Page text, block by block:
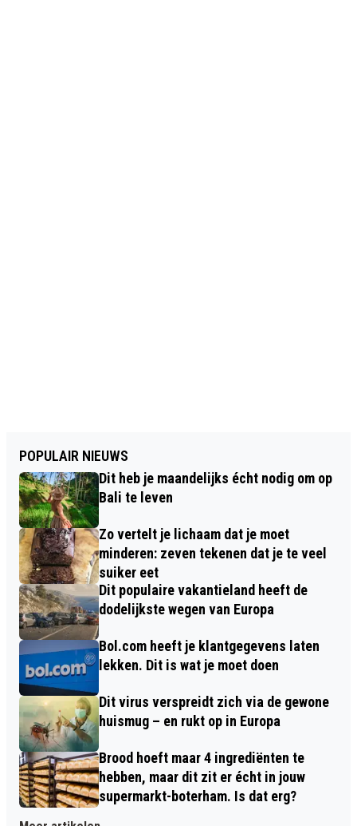
POPULAIR NIEUWS
Dit heb je maandelijks écht nodig om op
Bali te leven
Zo vertelt je lichaam dat je moet
minderen: zeven tekenen dat je te veel
suiker eet
Dit populaire vakantieland heeft de
dodelijkste wegen van Europa
Bol.com heeft je klantgegevens laten
lekken. Dit is wat je moet doen
Dit virus verspreidt zich via de gewone
huismug – en rukt op in Europa
Brood hoeft maar 4 ingrediënten te
hebben, maar dit zit er écht in jouw
supermarkt-boterham. Is dat erg?